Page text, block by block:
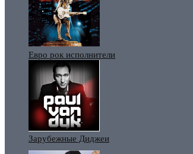
Евро рок исполнители
Зарубежные Диджеи